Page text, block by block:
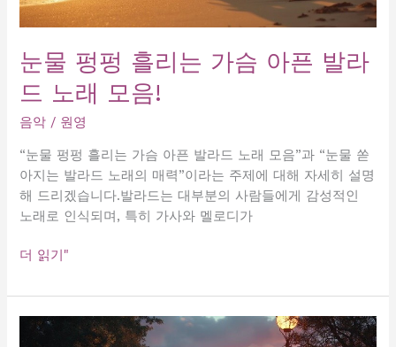
음
을
낄
수
는
추
억
의
명
들!
눈물 펑펑 흘리는 가슴 아픈 발라
드 노래 모음!
음악 / 원영
“눈물 펑펑 흘리는 가슴 아픈 발라드 노래 모음”과 “눈물 쏟
아지는 발라드 노래의 매력”이라는 주제에 대해 자세히 설명
해 드리겠습니다.발라드는 대부분의 사람들에게 감성적인
노래로 인식되며, 특히 가사와 멜로디가
눈
펑
펑
더 읽기"